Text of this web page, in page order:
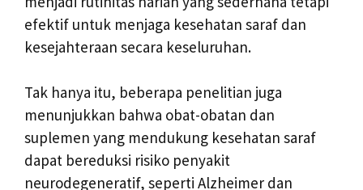
efektif untuk menjaga kesehatan saraf dan
kesejahteraan secara keseluruhan.
Tak hanya itu, beberapa penelitian juga
menunjukkan bahwa obat-obatan dan
suplemen yang mendukung kesehatan saraf
dapat bereduksi risiko penyakit
neurodegeneratif, seperti Alzheimer dan